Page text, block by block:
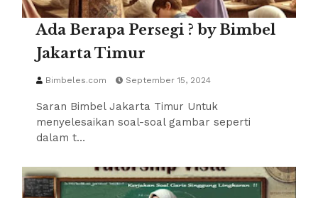
Ada Berapa Persegi ? by Bimbel
Jakarta Timur
Bimbeles.com September 15, 2024
Saran Bimbel Jakarta Timur Untuk
menyelesaikan soal-soal gambar seperti
dalam t…